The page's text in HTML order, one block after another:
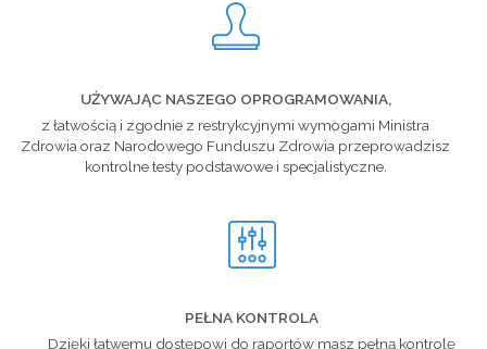
UŻYWAJĄC NASZEGO OPROGRAMOWANIA,
z łatwością i zgodnie z restrykcyjnymi wymogami Ministra
Zdrowia oraz Narodowego Funduszu Zdrowia przeprowadzisz
kontrolne testy podstawowe i specjalistyczne.
PEŁNA KONTROLA
Dzięki łatwemu dostępowi do raportów masz pełną kontrolę